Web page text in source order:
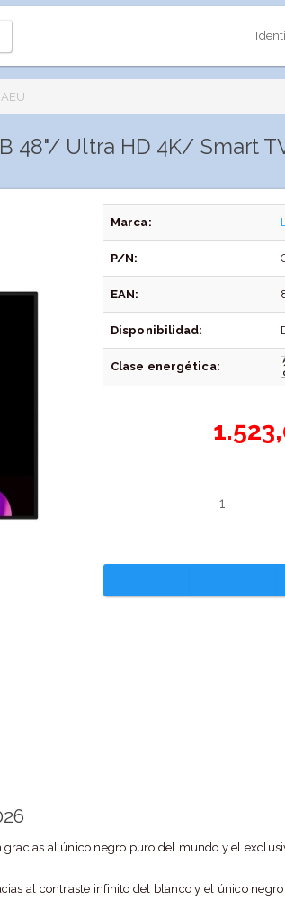
48"/ Ultra HD 4K/ Smart
Marca:
P/N:
EAN:
Disponibilidad:
Clase energética:
al único negro puro del mundo y el
al contraste infinito del blanco y el único